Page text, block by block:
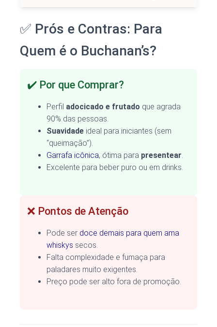
✅ Prós e Contras: Para
Quem é o Buchanan’s?
✔️ Por que Comprar?
Perfil adocicado e frutado que agrada
90% das pessoas.
Suavidade ideal para iniciantes (sem
“queimação”).
Garrafa icônica, ótima para presentear
Excelente para beber puro ou em drinks.
❌ Pontos de Atenção
Pode ser doce demais para quem ama
whiskys secos.
Falta complexidade e fumaça para
paladares muito exigentes.
Preço pode ser alto fora de promoção.